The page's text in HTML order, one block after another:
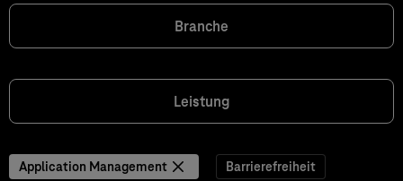
Branche
Leistung
Application Management Barrierefreiheit